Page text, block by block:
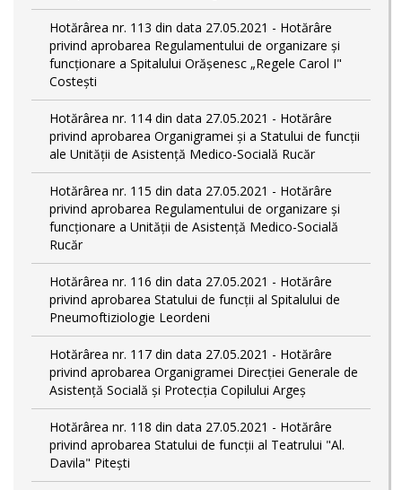
Hotărârea nr. 113 din data 27.05.2021 - Hotărâre
privind aprobarea Regulamentului de organizare și
funcționare a Spitalului Orășenesc „Regele Carol I"
Costești
Hotărârea nr. 114 din data 27.05.2021 - Hotărâre
privind aprobarea Organigramei și a Statului de funcţii
ale Unității de Asistență Medico-Socială Rucăr
Hotărârea nr. 115 din data 27.05.2021 - Hotărâre
privind aprobarea Regulamentului de organizare și
funcționare a Unității de Asistență Medico-Socială
Rucăr
Hotărârea nr. 116 din data 27.05.2021 - Hotărâre
privind aprobarea Statului de funcţii al Spitalului de
Pneumoftiziologie Leordeni
Hotărârea nr. 117 din data 27.05.2021 - Hotărâre
privind aprobarea Organigramei Direcției Generale de
Asistență Socială și Protecția Copilului Argeș
Hotărârea nr. 118 din data 27.05.2021 - Hotărâre
privind aprobarea Statului de funcții al Teatrului "Al.
Davila" Pitești